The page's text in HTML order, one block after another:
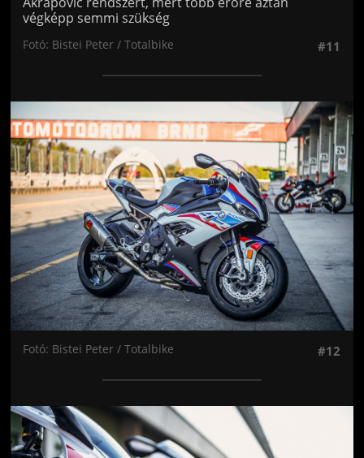
végképp semmi szükség
Fotó: Bistei Peter / Totalbike #11
Jön még kép!
Fotó: Bistei Peter / Totalbike #12
Jön még kép!